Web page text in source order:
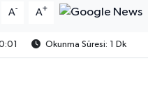
A- A+
Okunma Süresi: 1 Dk